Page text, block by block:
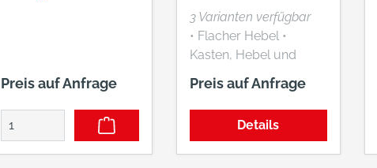
Preis auf Anfrage
3 Varianten verfügbar
• Flacher Hebel •
Kasten, Hebel und
Unterplatte aus Stahl,
galvanisch verzinkt •
Inklusive Unterplatte
und Stangenschlaufen
Preis auf Anfrage
Details